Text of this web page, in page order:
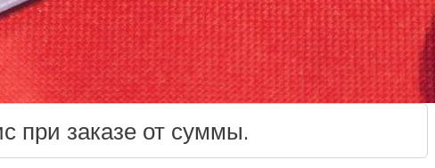
при заказе от суммы.